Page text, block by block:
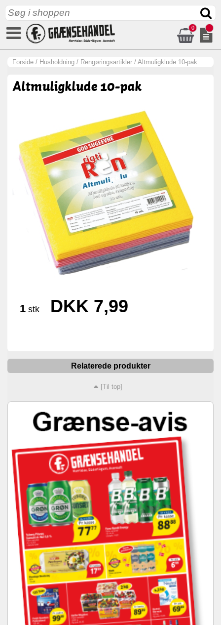
0
Forside / Husholdning / Rengøringsartikler / Altmuligklude 10-pak
Altmuligklude 10-pak
1 stk DKK 7,99
Relaterede produkter
[Til top]